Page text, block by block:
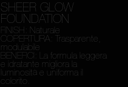
SHEER GLOW
FOUNDATION
FINISH: Naturale
COPERTURA: Trasparente,
modulabile
BENEFICI: La formula leggera
e idratante migliora la
luminosità e uniforma il
colorito.